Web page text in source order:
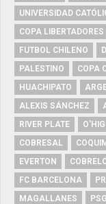
UNIVERSIDAD
COPA LIBERTADORES
FUTBOL CHILENO
PALESTINO
COPA
HUACHIPATO
ALEXIS SÁNCHEZ
RIVER PLATE
COBRESAL
EVERTON
FC BARCELONA
MAGALLANES
PSG